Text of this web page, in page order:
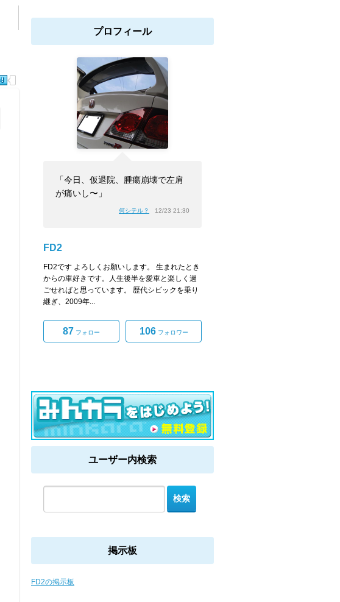
プロフィール
「今日、仮退院、腫瘍崩壊で左肩
が痛いし〜」
何シテル？ 12/23 21:30
FD2
FD2です よろしくお願いします。 生まれたとき
からの車好きです。人生後半を愛車と楽しく過
ごせればと思っています。 歴代シビックを乗り
継ぎ、2009年...
87 フォロー 106フォロワー
ユーザー内検索
掲示板
FD2の掲示板